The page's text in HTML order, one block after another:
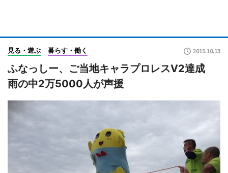
見る・遊ぶ 暮らす・働く 2015.10.13
ふなっしー、ご当地キャラプロレスV2達成
雨の中2万5000人が声援